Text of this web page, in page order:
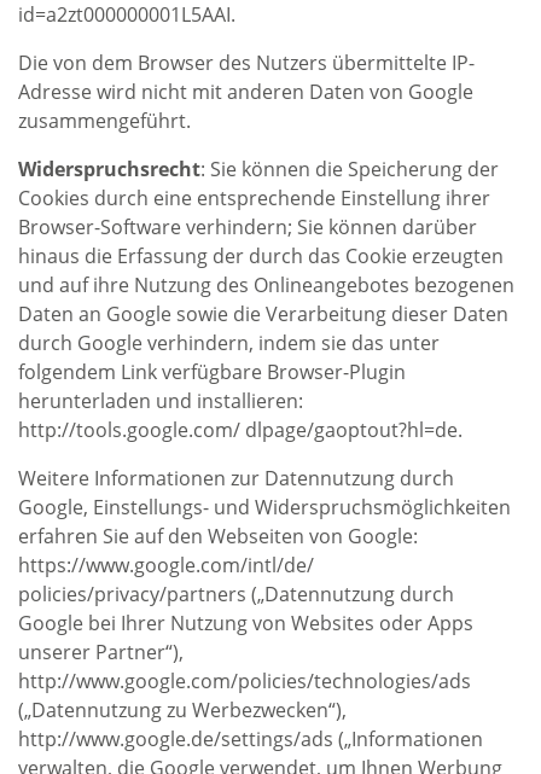
id=a2zt000000001L5AAI.
Die von dem Browser des Nutzers übermittelte IP-
Adresse wird nicht mit anderen Daten von Google
zusammengeführt.
Widerspruchsrecht: Sie können die Speicherung der
Cookies durch eine entsprechende Einstellung ihrer
Browser-Software verhindern; Sie können darüber
hinaus die Erfassung der durch das Cookie erzeugten
und auf ihre Nutzung des Onlineangebotes bezogenen
Daten an Google sowie die Verarbeitung dieser Daten
durch Google verhindern, indem sie das unter
folgendem Link verfügbare Browser-Plugin
herunterladen und installieren:
http://tools.google.com/ dlpage/gaoptout?hl=de.
Weitere Informationen zur Datennutzung durch
Google, Einstellungs- und Widerspruchsmöglichkeiten
erfahren Sie auf den Webseiten von Google:
https://www.google.com/intl/de/
policies/privacy/partners („Datennutzung durch
Google bei Ihrer Nutzung von Websites oder Apps
unserer Partner“),
http://www.google.com/policies/technologies/ads
(„Datennutzung zu Werbezwecken“),
http://www.google.de/settings/ads („Informationen
verwalten, die Google verwendet, um Ihnen Werbung